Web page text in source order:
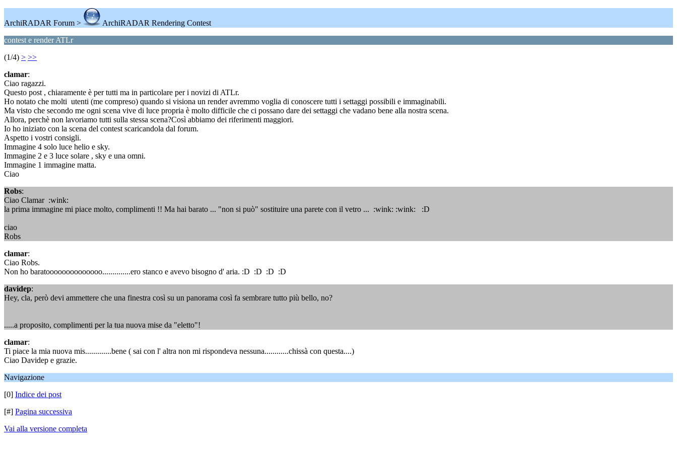
ArchiRADAR Forum >
ArchiRADAR Rendering Contest
contest e render ATLr
(1/4) > >>
clamar:
Ciao ragazzi.
Questo post , chiaramente è per tutti ma in particolare per i novizi di ATLr.
Ho notato che molti utenti (me compreso) quando si visiona un render avremmo voglia di conoscere tutti i settaggi possibili e immaginabili.
Ma visto che secondo me ogni scena vive di luce propria è molto difficile che ci possano dare dei settaggi che vadano bene alla nostra scena.
Allora, perchè non lavoriamo tutti sulla stessa scena?Così abbiamo dei riferimenti maggiori.
Io ho iniziato con la scena del contest scaricandola dal forum.
Aspetto i vostri consigli.
Immagine 4 solo luce helio e sky.
Immagine 2 e 3 luce solare , sky e una omni.
Immagine 1 immagine matta.
Ciao
Robs:
Ciao Clamar :wink:
la prima immagine mi piace molto, complimenti !! Ma hai barato ... "non si può" sostituire una parete con il vetro ... :wink: :wink: :D
ciao
Robs
clamar:
Ciao Robs.
Non ho baratoooooooooooooo..............ero stanco e avevo bisogno d' aria. :D :D :D :D
davidep:
Hey, cla, però devi ammettere che una finestra così su un panorama così fa sembrare tutto più bello, no?
.....a proposito, complimenti per la tua nuova mise da "eletto"!
clamar:
Ti piace la mia nuova mis.............bene ( sai con l' altra non mi rispondeva nessuna............chissà con questa....)
Ciao Davidep e grazie.
Navigazione
[0] Indice dei post
[#] Pagina successiva
Vai alla versione completa